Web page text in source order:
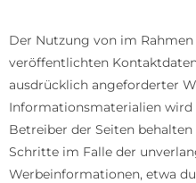
Der Nutzung von im
veröffentlichten
ausdrücklich angeforderter
Informationsmaterialien
Betreiber der Seiten
Schritte im Falle der
Werbeinformationen, etwa